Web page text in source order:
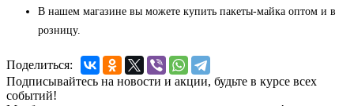
В нашем магазине вы можете купить пакеты-майка оптом и в
розницу.
Поделиться:
Подписывайтесь на новости и акции, будьте в курсе всех
событий!